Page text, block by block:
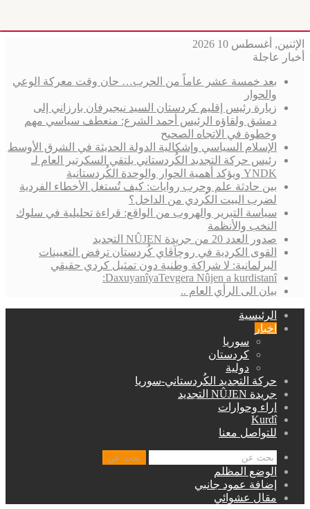
الإثنين, أغسطس 10 2026
أخبار عاجلة
بعد خمسة عشر عاماً من الحرب… حان وقت معركة الوعي
والحوار
زيارة رئيس إقليم كردستان السيد نيجيرفان بارزاني إلى
دمشق ولقاؤه الرئيس أحمد الشرع: منعطف سياسي مهم
وخطوة في الاتجاه الصحيح
الإسلام السياسي وإشكالية الدولة الحديثة في الشرق الأوسط
رئيس حركة التجديد الكُردستاني يلتقي السكرتير العام لـ
YNDK ويؤكد أهمية الحوار والوحدة الكُردستانية
بين حادثة علم وحرب روايات: كيف تُستغل الأخطاء الفردية
لضرب البيت الكُردي من الداخل؟
سياسة التبرير والهروب من الواقع: قراءة تحليلية في سلوك
النخب والأنظمة
صدور العدد 20 من جريدة NÛJEN التجديد
القوى الكردية في روچآڤاي كُردستان ترفض التعيينات
البرلمانية: لا شراكة وطنية دون تمثيل كردي حقيقي
DaxuyanîyaTevgera Nûjen a kurdistanî:
بيان الى الرأي العام ..
الرئيسية
اخبار
سوريا
كردستان
دولية
حركة التجديد الكُردستاني-سوريا
جريدة NÛJEN التجديد
اراء وحوارات
Kurdî
للتواصل معنا
بحث عن
الوضع المظلم
إضافة عمود جانبي
مقال عشوائي